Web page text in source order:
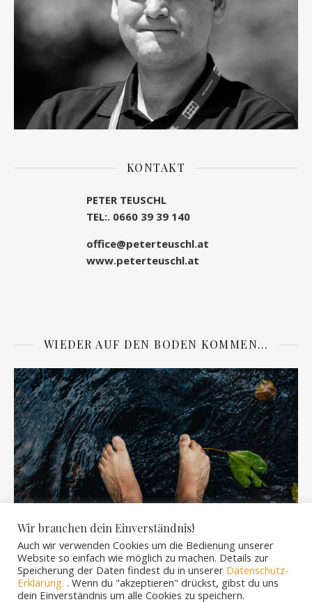
KONTAKT
PETER TEUSCHL
TEL:. 0660 39 39 140
office@peterteuschl.at
www.peterteuschl.at
WIEDER AUF DEN BODEN KOMMEN…
Wir brauchen dein Einverständnis!
Auch wir verwenden Cookies um die Bedienung unserer
Website so einfach wie möglich zu machen. Details zur
Speicherung der Daten findest du in unserer Datenschutz-
Erklärung. . Wenn du "akzeptieren" drückst, gibst du uns
dein Einverständnis um alle Cookies zu speichern.